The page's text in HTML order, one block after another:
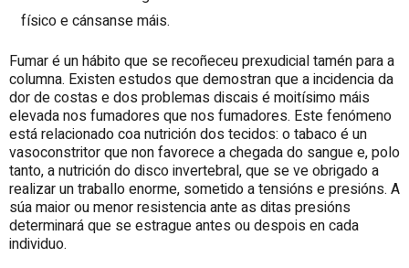
físico e cánsanse máis.
Fumar é un hábito que se recoñeceu prexudicial tamén para a
columna. Existen estudos que demostran que a incidencia da
dor de costas e dos problemas discais é moitísimo máis
elevada nos fumadores que nos fumadores. Este fenómeno
está relacionado coa nutrición dos tecidos: o tabaco é un
vasoconstritor que non favorece a chegada do sangue e, polo
tanto, a nutrición do disco invertebral, que se ve obrigado a
realizar un traballo enorme, sometido a tensións e presións. A
súa maior ou menor resistencia ante as ditas presións
determinará que se estrague antes ou despois en cada
individuo.